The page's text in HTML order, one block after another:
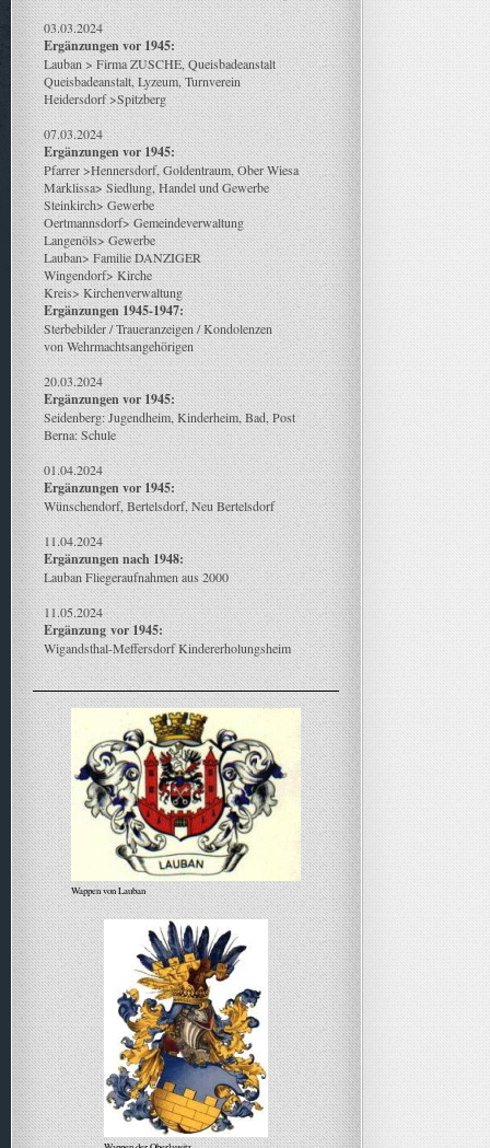
03.03.2024
Ergänzungen vor 1945:
Lauban > Firma ZUSCHE, Queisbadeanstalt
Queisbadeanstalt, Lyzeum, Turnverein
Heidersdorf >Spitzberg
07.03.2024
Ergänzungen vor 1945:
Pfarrer >Hennersdorf, Goldentraum, Ober Wiesa
Marklissa> Siedlung, Handel und Gewerbe
Steinkirch> Gewerbe
Oertmannsdorf> Gemeindeverwaltung
Langenöls> Gewerbe
Lauban> Familie DANZIGER
Wingendorf> Kirche
Kreis> Kirchenverwaltung
Ergänzungen 1945-1947:
Sterbebilder / Traueranzeigen / Kondolenzen
von Wehrmachtsangehörigen
20.03.2024
Ergänzungen vor 1945:
Seidenberg: Jugendheim, Kinderheim, Bad, Post
Berna: Schule
01.04.2024
Ergänzungen vor 1945:
Wünschendorf, Bertelsdorf, Neu Bertelsdorf
11.04.2024
Ergänzungen nach 1948:
Lauban Fliegeraufnahmen aus 2000
11.05.2024
Ergänzungvor 1945:
Wigandsthal-Meffersdorf Kindererholungsheim
Wappen von Lauban